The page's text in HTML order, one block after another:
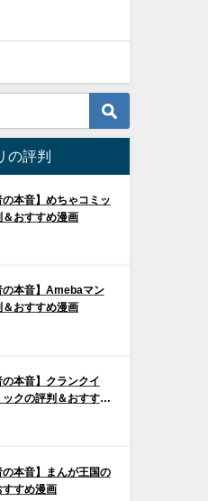
の評判
の本音】めちゃコミッ
＆おすすめ漫画
の本音】Amebaマン
＆おすすめ漫画
の本音】クランクイ
ックの評判＆おすすめ
の本音】まんが王国の
すすめ漫画